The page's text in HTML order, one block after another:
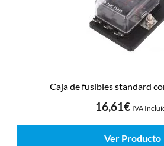
Caja de fusibles standard
16,61€ IVA
Ver Producto